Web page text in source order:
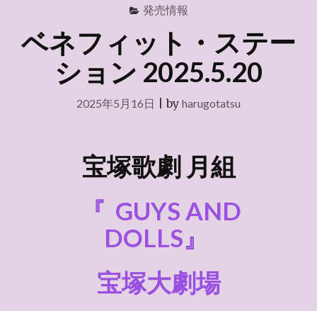
発売情報
ベネフィット・ステー
ション 2025.5.20
2025年5月16日 |by harugotatsu
宝塚歌劇 月組
『 GUYS AND
DOLLS』
宝塚大劇場